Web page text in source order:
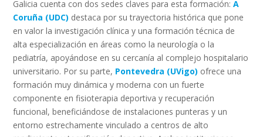
Galicia cuenta con dos sedes claves para esta formación:A
Coruña (UDC) destaca por su trayectoria histórica que pone
en valor la investigación clínica y una formación técnica de
alta especialización en áreas como la neurología o la
pediatría, apoyándose en su cercanía al complejo hospitalario
universitario. Por su parte, Pontevedra (UVigo) ofrece una
formación muy dinámica y moderna con un fuerte
componente en fisioterapia deportiva y recuperación
funcional, beneficiándose de instalaciones punteras y un
entorno estrechamente vinculado a centros de alto